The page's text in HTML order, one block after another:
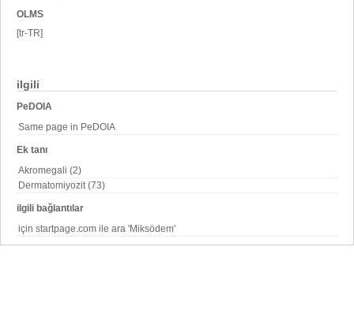
ilgili
PeDOIA
Same page in PeDOIA
Ek tanı
Akromegali (2)
Dermatomiyozit (73)
ilgili bağlantılar
için startpage.com ile ara 'Miksödem'
OLMS
[tr-TR]